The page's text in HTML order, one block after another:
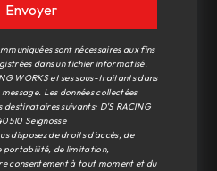
Envoyer
sont nécessaires aux fins
dans un fichier informatisé.
WORKS et ses sous-traitants dans
Les données collectées
destinataires suivants: D'S RACING
Seignosse
disposez de droits d’accès, de
portabilité, de limitation,
consentement à tout moment et du